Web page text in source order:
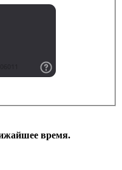
время.